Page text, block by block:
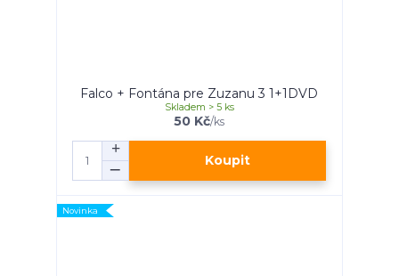
Falco + Fontána pre Zuzanu 3 1+1DVD
50 Kč/ks
Skladem > 5 ks
Koupit
Novinka